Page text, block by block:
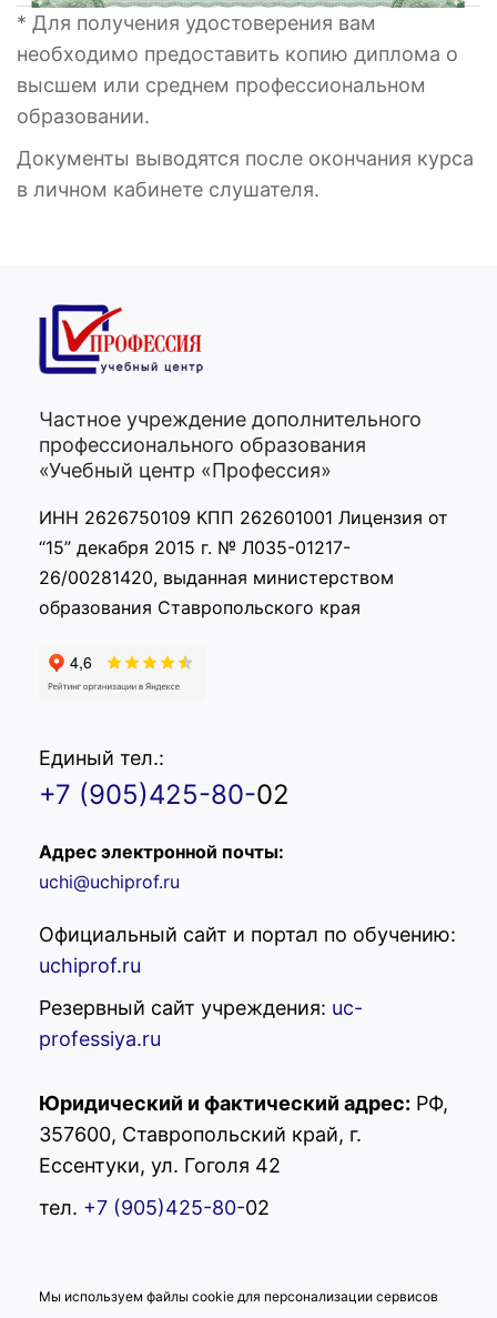
* Для получения удостоверения вам
необходимо предоставить копию диплома о
высшем или среднем профессиональном
образовании.
Документы выводятся после окончания курса
в личном кабинете слушателя.
Частное учреждение дополнительного
профессионального образования
«Учебный центр «Профессия»
ИНН 2626750109 КПП 262601001 Лицензия от
“15” декабря 2015 г. № Л035-01217-
26/00281420, выданная министерством
образования Ставропольского края
Единый тел.:
+7 (905)425-80-02
Адрес электронной почты:
uchi@uchiprof.ru
Официальный сайт и портал по обучению:
uchiprof.ru
Резервный сайт учреждения: uc-
professiya.ru
Юридический и фактический адрес: РФ,
357600, Ставропольский край, г.
Ессентуки, ул. Гоголя 42
тел. +7 (905)425-80-02
Мы используем файлы cookie для персонализации сервисов